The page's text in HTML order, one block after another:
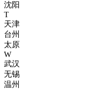
沈阳
T
天津
台州
太原
W
武汉
无锡
温州